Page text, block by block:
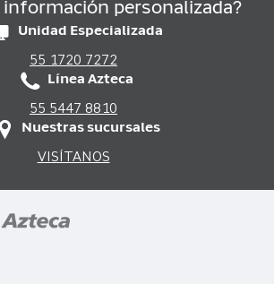
información personalizada?
Unidad Especializada
55 1720 7272
Línea Azteca
55 5447 8810
Nuestras sucursales
VISÍTANOS